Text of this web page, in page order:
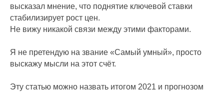
высказал мнение, что поднятие ключевой ставки
стабилизирует рост цен.
Не вижу никакой связи между этими факторами.
Я не претендую на звание «Самый умный», просто
выскажу мысли на этот счёт.
Эту статью можно назвать итогом 2021 и прогнозом